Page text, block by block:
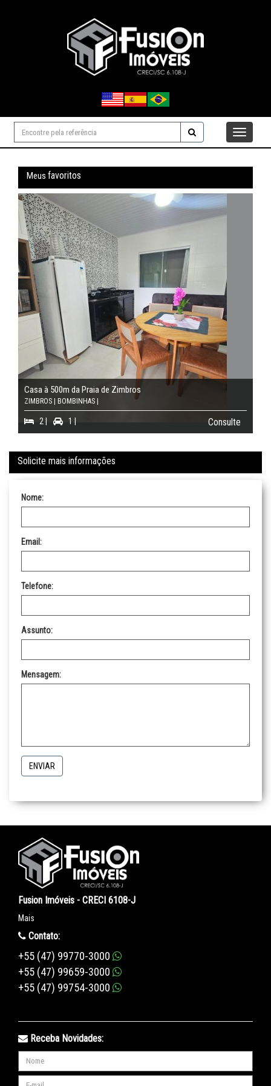
Navegaçåo
Meus favoritos
Casa à 500m da Praia de Zimbros
ZIMBROS | BOMBINHAS |
2 | 1 | Consulte
Solicite mais informações
Nome:
Email:
Telefone:
Assunto:
Mensagem:
ENVIAR
Fusion Imóveis - CRECI 6108-J
Mais
Contato:
+55 (47) 99770-3000
+55 (47) 99659-3000
+55 (47) 99754-3000
Receba Novidades: